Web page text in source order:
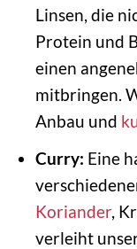
Linsen, die
Protein und
einen
mitbringen.
Anbau und
Curry: Eine
Koriander,
verleiht